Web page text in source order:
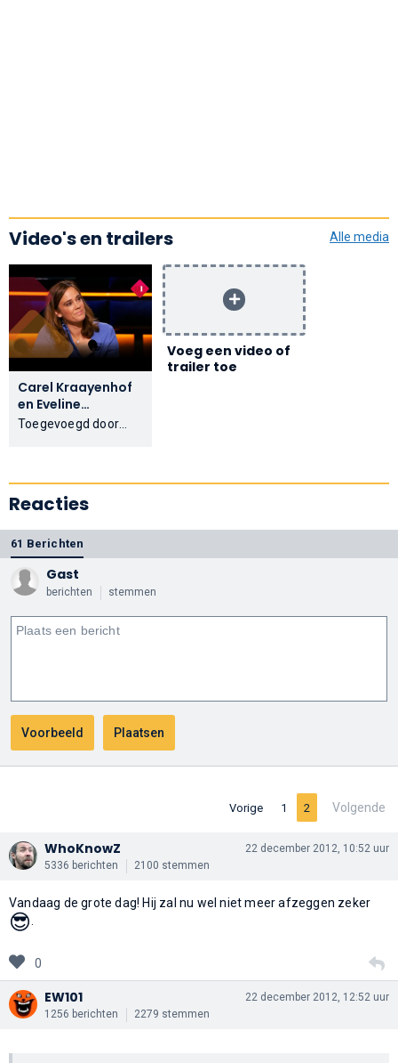
Video's en trailers Alle media
Carel Kraayenhof
en Eveline
Rethmeier over
Toegevoegd door
Voeg een video of
trailer toe
Reacties
61 Berichten
Gast
berichten stemmen
Vorige 1 2 Volgende
WhoKnowZ
5336 berichten 2100 stemmen
22 december 2012, 10:52 uur
Vandaag de grote dag! Hij zal nu wel niet meer afzeggen zeker
😎
0
EW101
1256 berichten 2279 stemmen
22 december 2012, 12:52 uur